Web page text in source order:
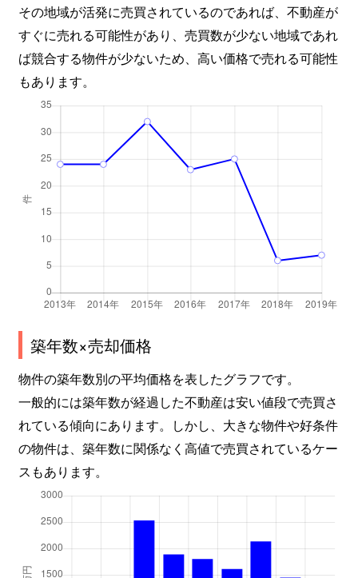
その地域が活発に売買されているのであれば、不動産が
すぐに売れる可能性があり、売買数が少ない地域であれ
ば競合する物件が少ないため、高い価格で売れる可能性
もあります。
築年数×売却価格
物件の築年数別の平均価格を表したグラフです。
一般的には築年数が経過した不動産は安い値段で売買さ
れている傾向にあります。しかし、大きな物件や好条件
の物件は、築年数に関係なく高値で売買されているケー
スもあります。